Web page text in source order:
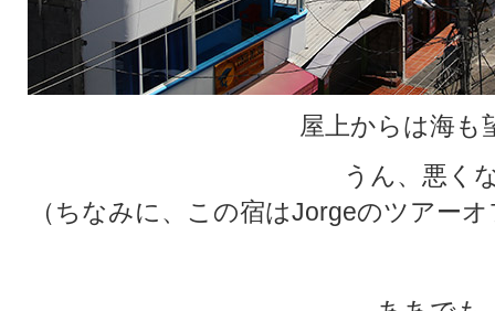
屋上からは海も
うん、悪く
（ちなみに、この宿はJorgeのツアー